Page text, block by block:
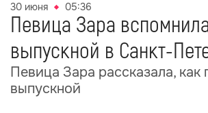
30 июня 05:36
Певица Зара
выпускной в Санкт-
Певица Зара рассказала, как
выпускной